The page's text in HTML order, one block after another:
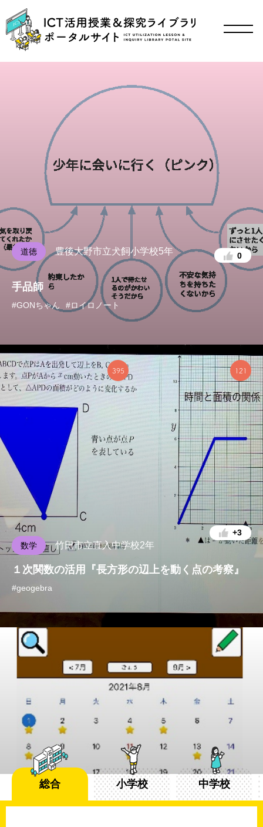
ICT活用授業の
優良事例
395
探究的な学びの
実践事例
121
すべてを見る
年齢・学年ごとにみる
教科ごとにみる
ICT機器ごとにみる
NEWS
2026.04.02
探究的な学びの実践事例23件追加いたしました。
道徳 豊後大野市立犬飼小学校5年 0
手品師
#GONちゃん #ロイロノート
数学 竹田市立直入中学校2年
+3
１次関数の活用『長方形の辺上を動く点の考察』
#geogebra
総合 小学校 中学校